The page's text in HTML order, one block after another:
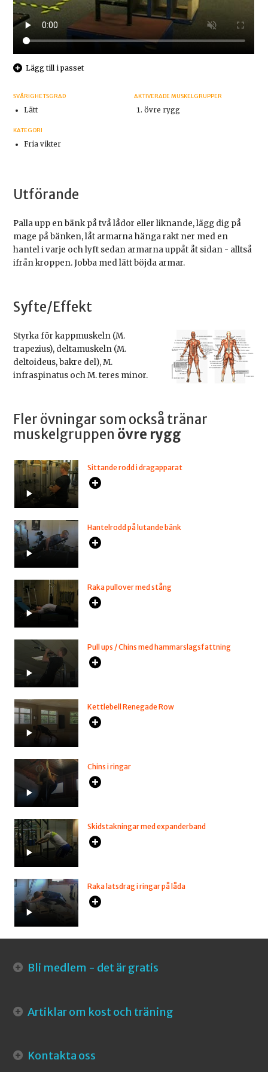
Lägg till i passet
SVÅRIGHETSGRAD
Lätt
KATEGORI
Fria vikter
AKTIVERADE MUSKELGRUPPER
övre rygg
Utförande
Palla upp en bänk på två lådor eller liknande, lägg dig på
mage på bänken, låt armarna hänga rakt ner med en
hantel i varje och lyft sedan armarna uppåt åt sidan - alltså
ifrån kroppen. Jobba med lätt böjda armar.
Syfte/Effekt
Styrka för kappmuskeln (M.
trapezius), deltamuskeln (M.
deltoideus, bakre del), M.
infraspinatus och M. teres minor.
Fler övningar som också tränar
muskelgruppen övre rygg
Sittande rodd i dragapparat
Hantelrodd på lutande bänk
Raka pullover med stång
Pull ups / Chins med hammarslagsfattning
Kettlebell Renegade Row
Chins i ringar
Skidstakningar med expanderband
Raka latsdrag i ringar på låda
Bli medlem - det är gratis
Artiklar om kost och träning
Kontakta oss